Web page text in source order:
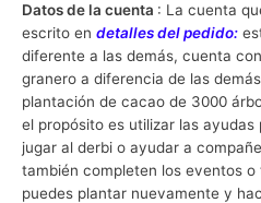
Datos de la cuenta : La cuenta
escrito en detalles del pedido:
diferente a las demás, cuenta
granero a diferencia de las
plantación de cacao de 3000
el propósito es utilizar las
jugar al derbi o ayudar a
también completen los eventos
puedes plantar nuevamente y